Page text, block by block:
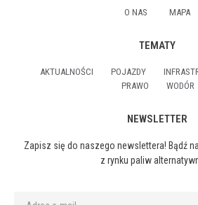
O NAS MAPA
TEMATY
AKTUALNOŚCI POJAZDY
PRAWO
WODÓR
NEWSLETTER
Zapisz się do naszego newslettera! Bądź
z rynku paliw